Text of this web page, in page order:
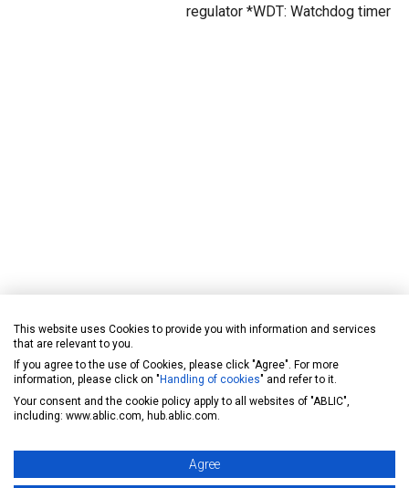
regulator *WDT: Watchdog timer
This website uses Cookies to provide you with information and services
that are relevant to you.
If you agree to the use of Cookies, please click "Agree". For more
information, please click on " Handling of cookies" and refer to it.
Your consent and the cookie policy apply to all websites of "ABLIC",
including: www.ablic.com, hub.ablic.com.
Agree